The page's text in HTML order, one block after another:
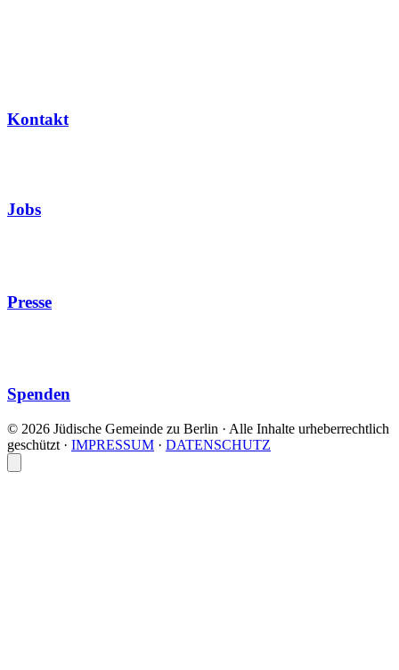
Kontakt
Jobs
Presse
Spenden
© 2026 Jüdische Gemeinde zu Berlin · Alle Inhalte urheberrechtlich
geschützt · IMPRESSUM · DATENSCHUTZ